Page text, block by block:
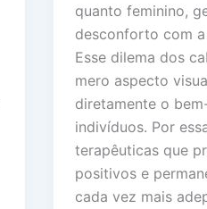
quanto feminino,
desconforto com
Esse dilema dos
mero aspecto
diretamente o
indivíduos. Por
terapêuticas que
positivos e
cada vez mais